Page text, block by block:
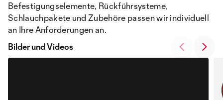
Befestigungselemente, Rückführsysteme,
Schlauchpakete und Zubehöre passen wir individuell
an Ihre Anforderungen an.
Bilder und Videos